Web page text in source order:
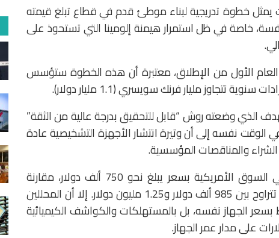
خطوة تدريجية لبناء موطئ قدم في قطاع تبلغ قيمته
خاصة في ظل استمرار هيمنة إلومينا التي تستحوذ على
بيع نحو 100 جهاز خلال العام الأول من الإطلاق، معتبرة أن هذه الخطوة ستؤسس
مليار فرنك سويسري (1.1 مليار دولار).
الذي وضعته روش “قابل للتحقيق بدرجة عالية من الثقة”
الوقت نفسه إلى أن وتيرة انتشار الأجهزة التشخيصية عادة
والمناقصات المؤسسية.
ومن حيث التسعير، طرحت روش جهاز «أكسيليوس» في السوق الأمريكية بسعر يبلغ نحو 750 ألف دولار، مقارنة
بأسعار أجهزة NovaSeq X التابعة لشركة إلومينا، والتي تتراوح بين 985 ألف دولار و1.25 مليون دولار. إلا أن المحللين
بسعر الجهاز نفسه، بل بالمستهلكات والكواشف الكيميائية
على مدار عمر الجهاز.